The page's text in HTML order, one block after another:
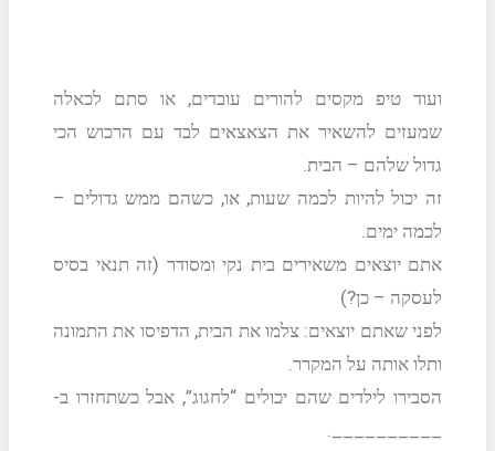
ועוד טיפ מקסים להורים עובדים, או סתם לכאלה
שמעזים להשאיר את הצאצאים לבד עם הרכוש הכי
גדול שלהם – הבית.
זה יכול להיות לכמה שעות, או, כשהם ממש גדולים –
לכמה ימים.
אתם יוצאים משאירים בית נקי ומסודר (זה תנאי בסיס
לעסקה – כן?)
לפני שאתם יוצאים: צלמו את הבית, הדפיסו את התמונה
ותלו אותה על המקרר.
הסבירו לילדים שהם יכולים “לחגוג”, אבל כשתחזרו ב-
__________.